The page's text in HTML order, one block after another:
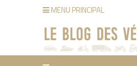
MENU PRINCIPAL